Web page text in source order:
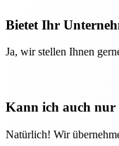
Bietet Ihr
Ja, wir stellen Ihnen
Kann ich auch nur
Natürlich! Wir